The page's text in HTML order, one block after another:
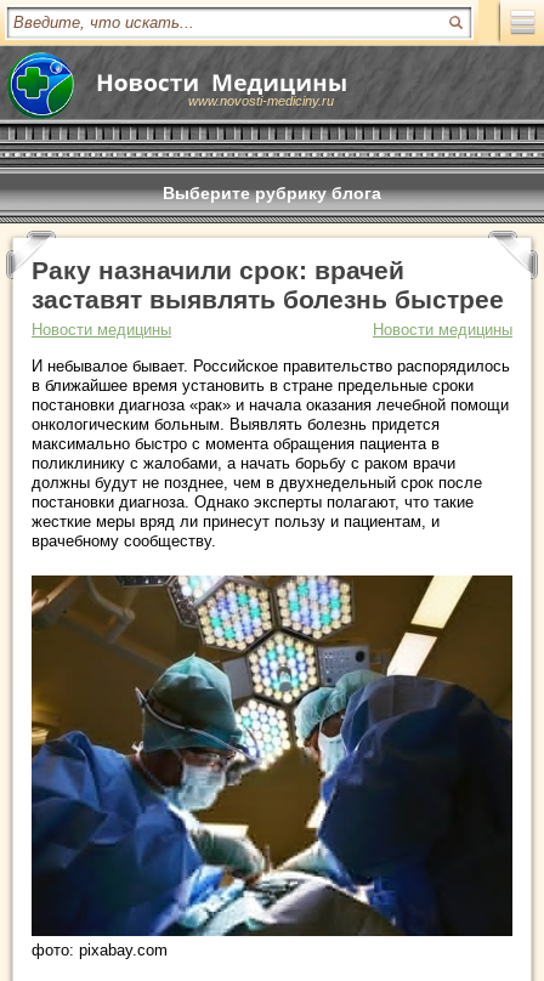
www.novosti-mediciny.ru
Выберите рубрику блога
Раку назначили срок: врачей
заставят выявлять болезнь быстрее
Новости медицины
Новости медицины
И небывалое бывает. Российское правительство распорядилось
в ближайшее время установить в стране предельные сроки
постановки диагноза «рак» и начала оказания лечебной помощи
онкологическим больным. Выявлять болезнь придется
максимально быстро с момента обращения пациента в
поликлинику с жалобами, а начать борьбу с раком врачи
должны будут не позднее, чем в двухнедельный срок после
постановки диагноза. Однако эксперты полагают, что такие
жесткие меры вряд ли принесут пользу и пациентам, и
врачебному сообществу.
фото: pixabay.com